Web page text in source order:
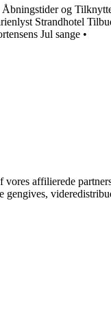
og
Strandhotel
Jul sange •
affilierede